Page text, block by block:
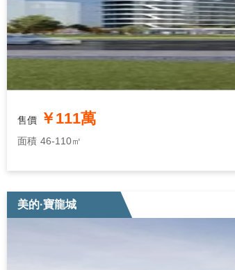
售價 ￥111萬
面積 46-110㎡
美的·寶龍城